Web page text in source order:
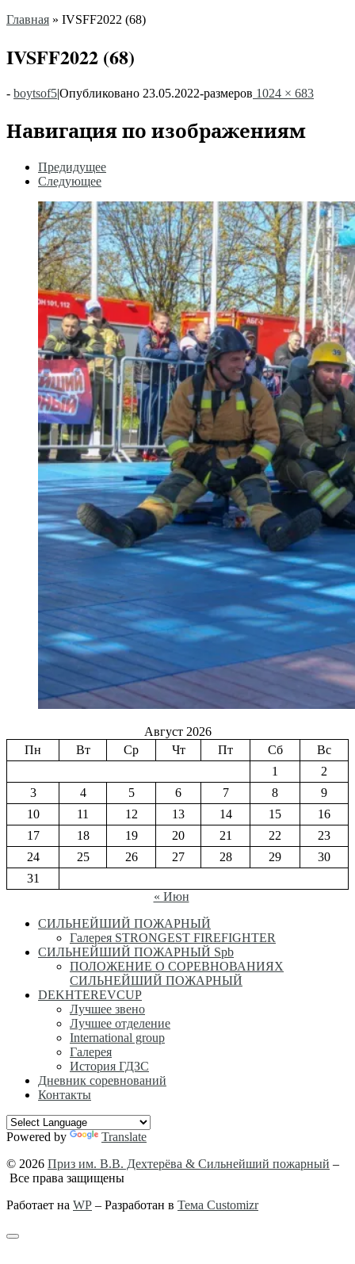
Главная » IVSFF2022 (68)
IVSFF2022 (68)
- boytsof5|Опубликовано 23.05.2022-размеров 1024 × 683
Навигация по изображениям
Предидущее
Следующее
Август 2026
Пн
Вт Ср Чт Пт Сб
Вс
1
2
3
4 5 6 7 8
9
10
11 12 13 14 15
16
17
18 19 20 21 22
23
24
25 26 27 28 29
30
31
« Июн
СИЛЬНЕЙШИЙ ПОЖАРНЫЙ
Галерея STRONGEST FIREFIGHTER
СИЛЬНЕЙШИЙ ПОЖАРНЫЙ Spb
ПОЛОЖЕНИЕ О СОРЕВНОВАНИЯХ
СИЛЬНЕЙШИЙ ПОЖАРНЫЙ
DEKHTEREVCUP
Лучшее звено
Лучшее отделение
International group
Галерея
История ГДЗС
Дневник соревнований
Контакты
Powered by
Translate
© 2026 Приз им. В.В. Дехтерёва & Сильнейший пожарный –
Все права защищены
Работает на WP – Разработан в Тема Customizr